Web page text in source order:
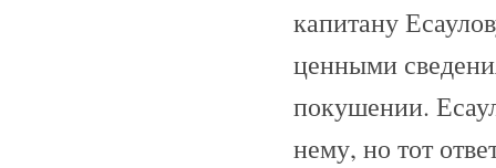
капитану
ценными
покушении.
нему, но тот